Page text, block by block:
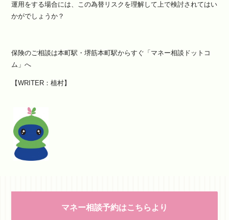
運用をする場合には、この為替リスクを理解して上で検討されてはい
かがでしょうか？
保険のご相談は本町駅・堺筋本町駅からすぐ「マネー相談ドットコ
ム」へ
【WRITER：植村】
マネー相談予約はこちらより